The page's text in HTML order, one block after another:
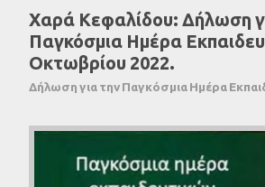
Χαρά Κεφαλίδου: Δήλωση
Παγκόσμια Ημέρα
Οκτωβρίου 2022.
Δήλωση για την Παγκόσμια Ημέρα